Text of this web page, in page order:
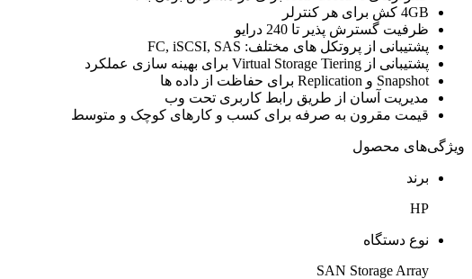
4GB کش برای هر کنترلر
ظرفیت گسترش پذیر تا 240 درایو
پشتیبانی از پروتکل های مختلف: FC, iSCSI, SAS
پشتیبانی از Virtual Storage Tiering برای بهینه سازی عملکرد
Snapshot و Replication برای حفاظت از داده ها
مدیریت آسان از طریق رابط کاربری تحت وب
قیمت مقرون به صرفه برای کسب و کارهای کوچک و متوسط
ویژگی‌های محصول
برند
HP
نوع دستگاه
SAN Storage Array